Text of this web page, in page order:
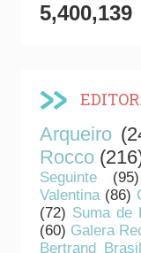
5,400,139
Arqueiro
Rocco
Seguinte
(95)
Valentina (86)
(72) Suma de
(60) Galera
Bertrand Brasil